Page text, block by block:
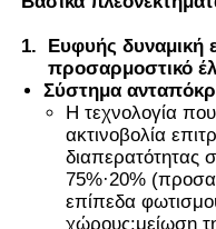
1.
Ευφυής δυναμική
προσαρμοστικό
Σύστημα
Η τεχνολογία
ακτινοβολία
διαπερατότητας
75%·20%
επίπεδα
χώρους:μείωση